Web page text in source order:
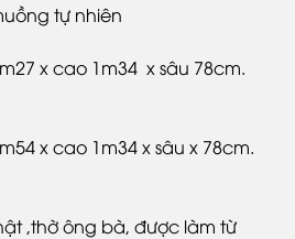
tự nhiên
xcao 1m34 xsâu 78cm.
xcao 1m34xsâu x 78cm.
,thờ ông bà, được làm từ